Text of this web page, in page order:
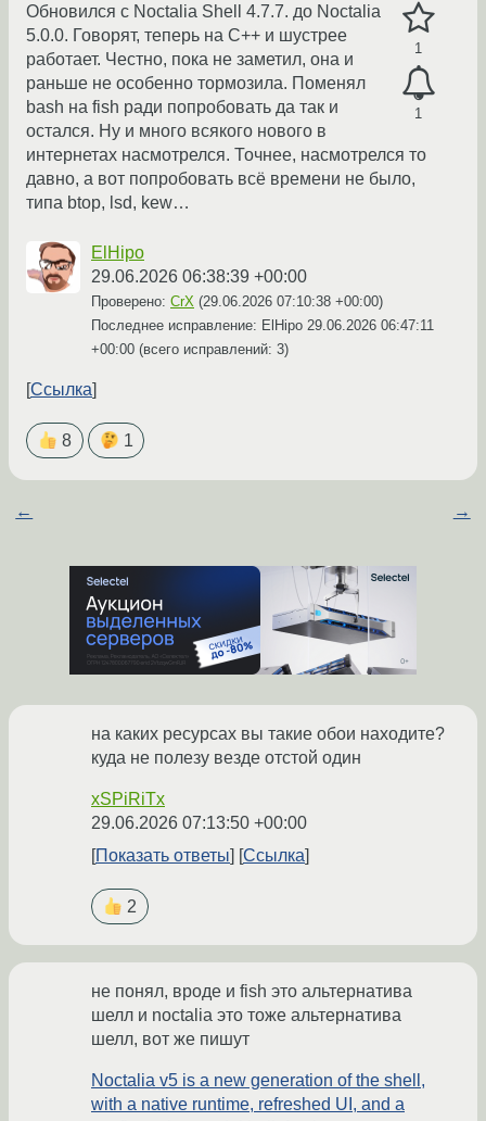
1
1
Обновился с Noctalia Shell 4.7.7. до Noctalia
5.0.0. Говорят, теперь на C++ и шустрее
работает. Честно, пока не заметил, она и
раньше не особенно тормозила. Поменял
bash на fish ради попробовать да так и
остался. Ну и много всякого нового в
интернетах насмотрелся. Точнее, насмотрелся то
давно, а вот попробовать всё времени не было,
типа btop, lsd, kew…
ElHipo
29.06.2026 06:38:39 +00:00
Проверено: CrX (29.06.2026 07:10:38 +00:00)
Последнее исправление: ElHipo 29.06.2026 06:47:11
+00:00 (всего исправлений: 3)
Ссылка
8 1
← →
на каких ресурсах вы такие обои находите?
куда не полезу везде отстой один
xSPiRiTx
29.06.2026 07:13:50 +00:00
Показать ответы
Ссылка
2
не понял, вроде и fish это альтернатива
шелл и noctalia это тоже альтернатива
шелл, вот же пишут
Noctalia v5 is a new generation of the shell,
with a native runtime, refreshed UI, and a